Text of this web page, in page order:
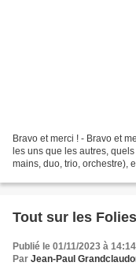
Bravo et merci ! - Bravo et
les uns que les autres,
mains, duo, trio, orchestre),
Tout sur les
Publié le 01/11/2023 à 14:14
Par Jean-Paul